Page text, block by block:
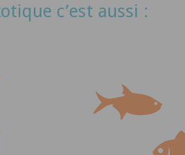
c’est aussi :